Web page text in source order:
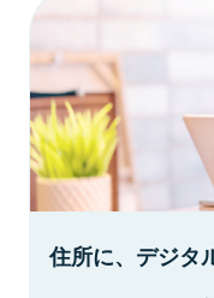
住所に、デジタ